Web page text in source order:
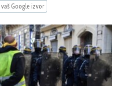
Google izvor